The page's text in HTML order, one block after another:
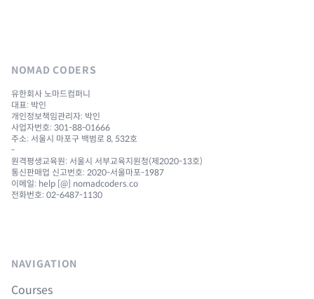
NOMAD CODERS
유한회사 노마드컴퍼니
대표: 박인
개인정보책임관리자: 박인
사업자번호: 301-88-01666
주소: 서울시 마포구 백범로 8, 532호
-
원격평생교육원: 서울시 서부교육지원청(제2020-13호)
통신판매업 신고번호: 2020-서울마포-1987
이메일: help [@] nomadcoders.co
전화번호: 02-6487-1130
NAVIGATION
Courses